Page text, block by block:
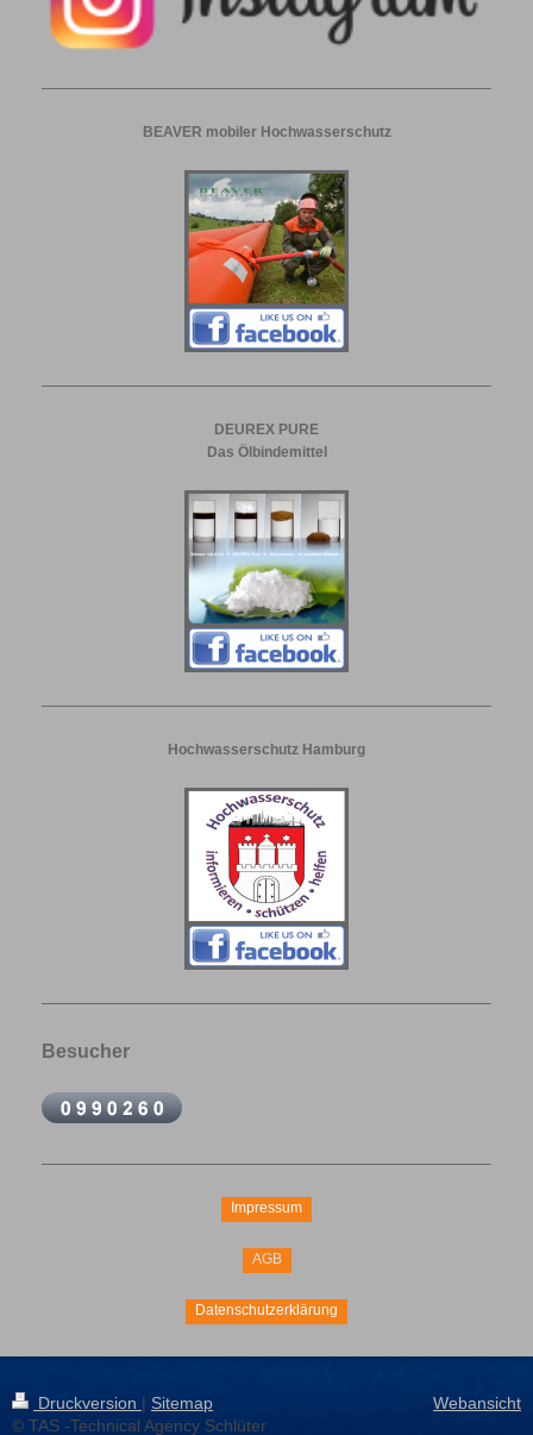
BEAVER mobiler Hochwasserschutz
DEUREX PURE
Das Ölbindemittel
Hochwasserschutz Hamburg
Besucher
Impressum
AGB
Datenschutzerklärung
Druckversion | Sitemap
© TAS -Technical Agency Schlüter
Webansicht